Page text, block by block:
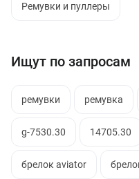
Ремувки и пуллеры
Ищут по запросам
ремувки ремувка
g-7530.30 14705.30
брелок aviator